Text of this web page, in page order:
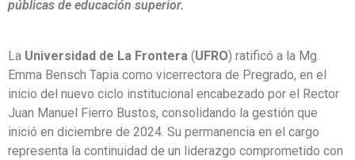
públicas de educación superior.
La Universidad de La Frontera (UFRO) ratificó a la Mg.
Emma Bensch Tapia como vicerrectora de Pregrado, en el
inicio del nuevo ciclo institucional encabezado por el Rector
Juan Manuel Fierro Bustos, consolidando la gestión que
inició en diciembre de 2024. Su permanencia en el cargo
representa la continuidad de un liderazgo comprometido con